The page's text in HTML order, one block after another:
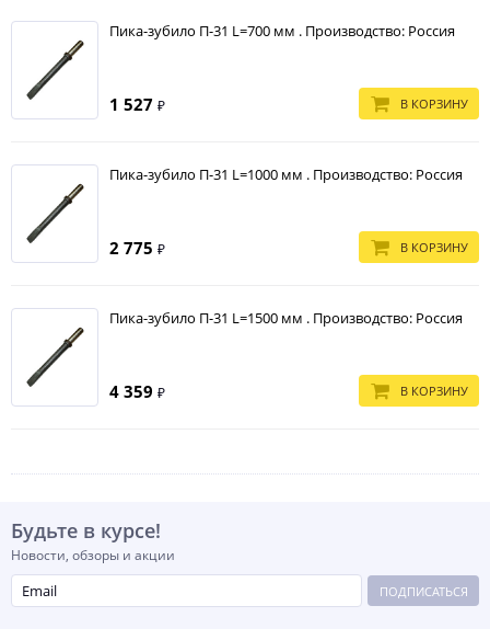
Пика-зубило П-31 L=700 мм . Производство: Россия
1 527 ₽ В КОРЗИНУ
Пика-зубило П-31 L=1000 мм . Производство: Россия
2 775 ₽ В КОРЗИНУ
Пика-зубило П-31 L=1500 мм . Производство: Россия
4 359 ₽ В КОРЗИНУ
Будьте в курсе!
Новости, обзоры и акции
ПОДПИСАТЬСЯ